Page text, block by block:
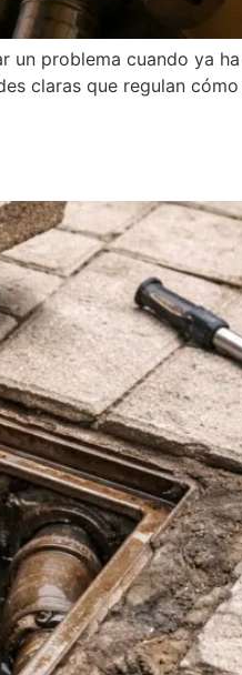
un problema cuando ya
claras que regulan